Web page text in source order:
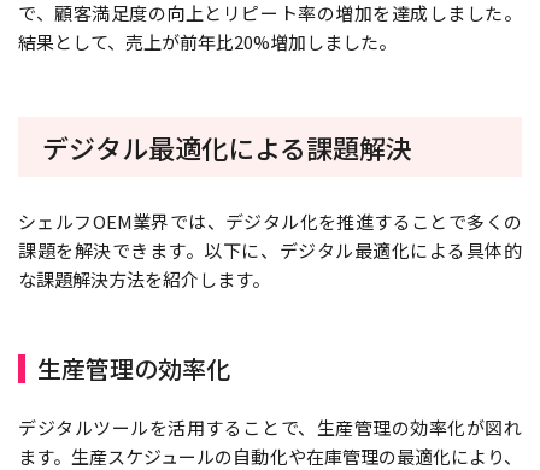
で、顧客満足度の向上とリピート率の増加を達成しました。
結果として、売上が前年比20%増加しました。
デジタル最適化による課題解決
シェルフOEM業界では、デジタル化を推進することで多くの
課題を解決できます。以下に、デジタル最適化による具体的
な課題解決方法を紹介します。
生産管理の効率化
デジタルツールを活用することで、生産管理の効率化が図れ
ます。生産スケジュールの自動化や在庫管理の最適化により、